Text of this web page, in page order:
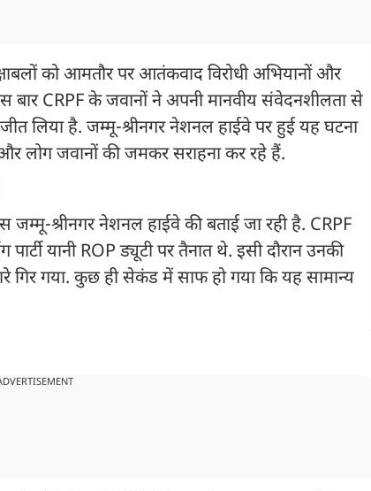
को आमतौर पर आतंकवाद विरोधी अभियानों और
बार CRPF के जवानों ने अपनी मानवीय संवेदनशीलता से
लिया है. जम्मू-श्रीनगर नेशनल हाईवे पर हुई यह घटना
लोग जवानों की जमकर सराहना कर रहे हैं.
श्रीनगर नेशनल हाईवे की बताई जा रही है. CRPF
यानी ROP ड्यूटी पर तैनात थे. इसी दौरान उनकी
गया. कुछ ही सेकंड में साफ हो गया कि यह सामान्य